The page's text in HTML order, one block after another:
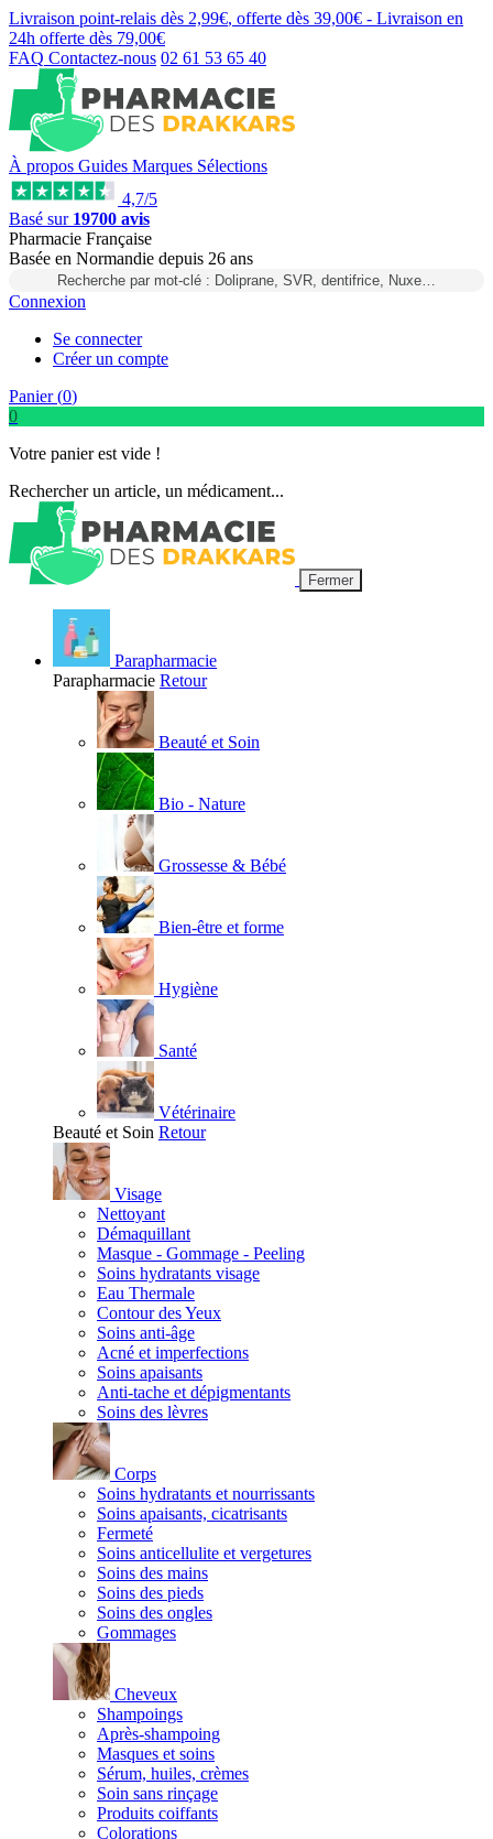
Livraison point-relais dès 2,99€, offerte dès 39,00€ - Livraison en
24h offerte dès 79,00€
FAQ Contactez-nous 02 61 53 65 40
À propos Guides Marques Sélections
4,7/5
Basé sur 19700 avis
Pharmacie Française
Basée en Normandie depuis 26 ans
Recherche par mot-clé : Doliprane, SVR, dentifrice, Nuxe…
Connexion
Se connecter
Créer un compte
Panier (0)
0
Votre panier est vide !
Rechercher un article, un médicament...
Fermer
Parapharmacie
Parapharmacie Retour
Beauté et Soin
Bio - Nature
Grossesse & Bébé
Bien-être et forme
Hygiène
Santé
Vétérinaire
Beauté et Soin Retour
Visage
Nettoyant
Démaquillant
Masque - Gommage - Peeling
Soins hydratants visage
Eau Thermale
Contour des Yeux
Soins anti-âge
Acné et imperfections
Soins apaisants
Anti-tache et dépigmentants
Soins des lèvres
Corps
Soins hydratants et nourrissants
Soins apaisants, cicatrisants
Fermeté
Soins anticellulite et vergetures
Soins des mains
Soins des pieds
Soins des ongles
Gommages
Cheveux
Shampoings
Après-shampoing
Masques et soins
Sérum, huiles, crèmes
Soin sans rinçage
Produits coiffants
Colorations